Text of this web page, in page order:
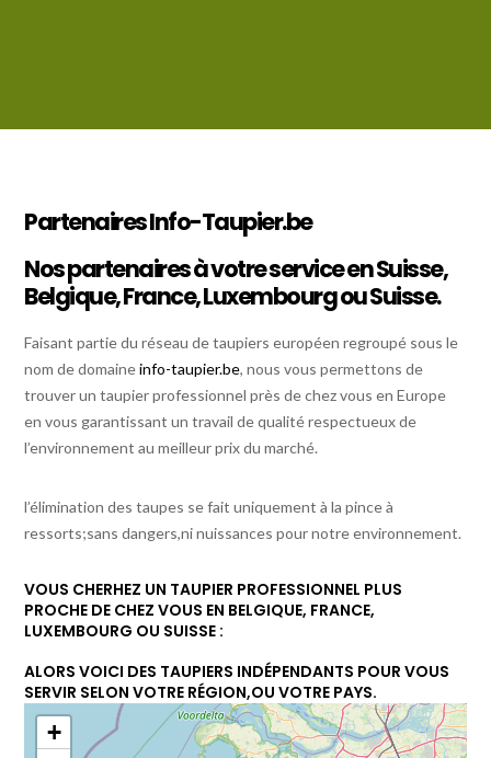
Partenaires Info-Taupier.be
Nos partenaires à votre service en Suisse,
Belgique, France, Luxembourg ou Suisse.
Faisant partie du réseau de taupiers européen regroupé sous le
nom de domaineinfo-taupier.be, nous vous permettons de
trouver un taupier professionnel près de chez vous en Europe
en vous garantissant un travail de qualité respectueux de
l’environnement au meilleur prix du marché.
l’élimination des taupes se fait uniquement à la pince à
ressorts;sans dangers,ni nuissances pour notre environnement.
VOUS CHERHEZ UN TAUPIER PROFESSIONNEL PLUS
PROCHE DE CHEZ VOUS EN BELGIQUE, FRANCE,
LUXEMBOURG OU SUISSE :
ALORS VOICI DES TAUPIERS INDÉPENDANTS POUR VOUS
SERVIR SELON VOTRE RÉGION,OU VOTRE PAYS.
+